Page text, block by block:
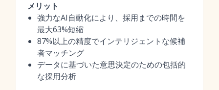
メリット
強力なAI自動化により、採用までの時間を
最大63%短縮
87%以上の精度でインテリジェントな候補
者マッチング
データに基づいた意思決定のための包括的
な採用分析